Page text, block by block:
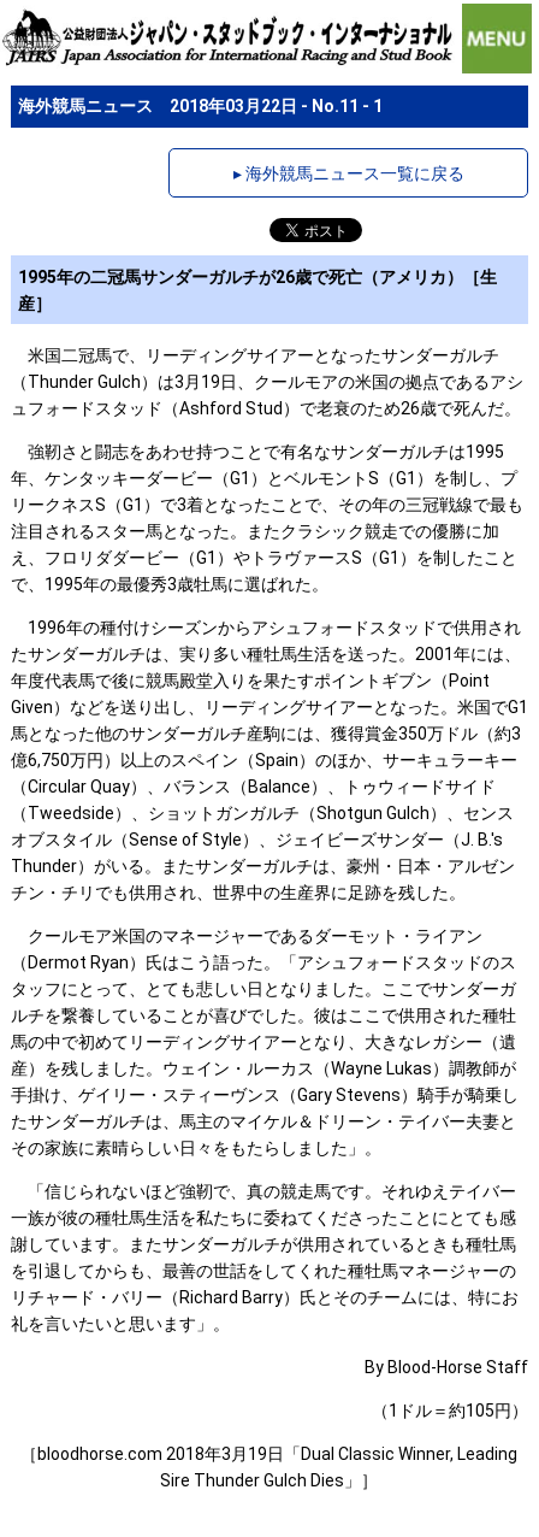
海外競馬ニュース 2018年03月22日 - No.11 - 1
▸ 海外競馬ニュース一覧に戻る
1995年の二冠馬サンダーガルチが26歳で死亡（アメリカ）［生
産］
米国二冠馬で、リーディングサイアーとなったサンダーガルチ
（Thunder Gulch）は3月19日、クールモアの米国の拠点であるアシ
ュフォードスタッド（Ashford Stud）で老衰のため26歳で死んだ。
強靭さと闘志をあわせ持つことで有名なサンダーガルチは1995
年、ケンタッキーダービー（G1）とベルモントS（G1）を制し、プ
リークネスS（G1）で3着となったことで、その年の三冠戦線で最も
注目されるスター馬となった。またクラシック競走での優勝に加
え、フロリダダービー（G1）やトラヴァースS（G1）を制したこと
で、1995年の最優秀3歳牡馬に選ばれた。
1996年の種付けシーズンからアシュフォードスタッドで供用され
たサンダーガルチは、実り多い種牡馬生活を送った。2001年には、
年度代表馬で後に競馬殿堂入りを果たすポイントギブン（Point
Given）などを送り出し、リーディングサイアーとなった。米国でG1
馬となった他のサンダーガルチ産駒には、獲得賞金350万ドル（約3
億6,750万円）以上のスペイン（Spain）のほか、サーキュラーキー
（Circular Quay）、バランス（Balance）、トゥウィードサイド
（Tweedside）、ショットガンガルチ（Shotgun Gulch）、センス
オブスタイル（Sense of Style）、ジェイビーズサンダー（J. B.'s
Thunder）がいる。またサンダーガルチは、豪州・日本・アルゼン
チン・チリでも供用され、世界中の生産界に足跡を残した。
クールモア米国のマネージャーであるダーモット・ライアン
（Dermot Ryan）氏はこう語った。「アシュフォードスタッドのス
タッフにとって、とても悲しい日となりました。ここでサンダーガ
ルチを繋養していることが喜びでした。彼はここで供用された種牡
馬の中で初めてリーディングサイアーとなり、大きなレガシー（遺
産）を残しました。ウェイン・ルーカス（Wayne Lukas）調教師が
手掛け、ゲイリー・スティーヴンス（Gary Stevens）騎手が騎乗し
たサンダーガルチは、馬主のマイケル＆ドリーン・テイバー夫妻と
その家族に素晴らしい日々をもたらしました」。
「信じられないほど強靭で、真の競走馬です。それゆえテイバー
一族が彼の種牡馬生活を私たちに委ねてくださったことにとても感
謝しています。またサンダーガルチが供用されているときも種牡馬
を引退してからも、最善の世話をしてくれた種牡馬マネージャーの
リチャード・バリー（Richard Barry）氏とそのチームには、特にお
礼を言いたいと思います」。
By Blood-Horse Staff
（1ドル＝約105円）
［bloodhorse.com 2018年3月19日「Dual Classic Winner, Leading
Sire Thunder Gulch Dies」］